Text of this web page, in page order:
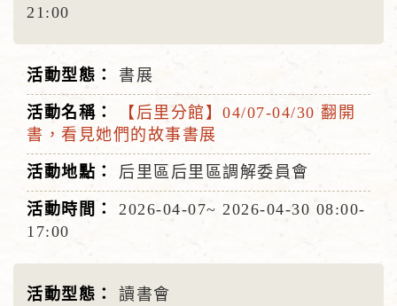
21:00
書展
【后里分館】04/07-04/30 翻開
書，看見她們的故事書展
后里區后里區調解委員會
2026-04-07~ 2026-04-30 08:00-
17:00
讀書會